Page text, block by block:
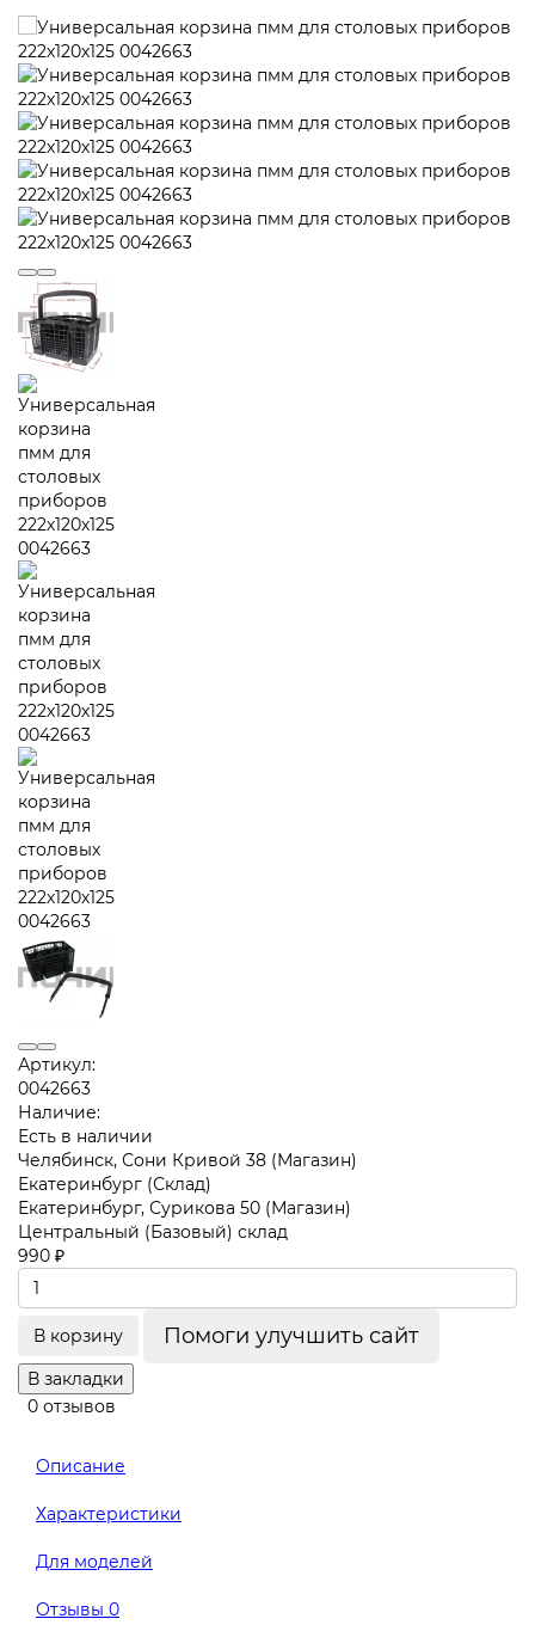
Артикул:
0042663
Наличие:
Есть в наличии
Челябинск, Сони Кривой 38 (Магазин)
Екатеринбург (Склад)
Екатеринбург, Сурикова 50 (Магазин)
Центральный (Базовый) склад
990 ₽
В корзину Помоги улучшить сайт
В закладки
0 отзывов
Описание
Характеристики
Для моделей
Отзывы 0